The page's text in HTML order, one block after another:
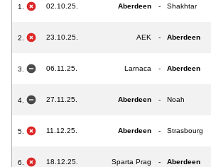
1. 02.10.25. Aberdeen - Shakhtar
2. 23.10.25. AEK - Aberdeen
3. 06.11.25. Larnaca - Aberdeen
4. 27.11.25. Aberdeen - Noah
5. 11.12.25. Aberdeen - Strasbourg
6. 18.12.25. Sparta Prag - Aberdeen